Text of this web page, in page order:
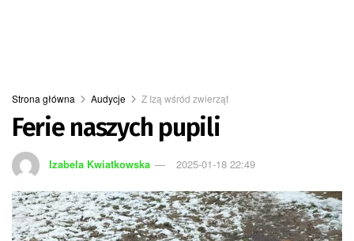
Strona główna Audycje Z Izą wśród zwierząt
Ferie naszych pupili
Izabela Kwiatkowska 2025-01-18 22:49